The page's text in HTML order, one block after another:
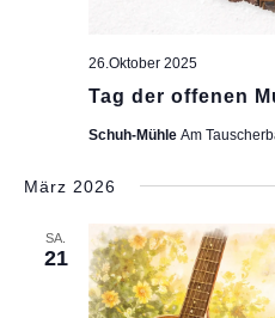
Tag der offenen
26.Oktober 2025
Schuh-Mühle Am
März 2026
SA.
21